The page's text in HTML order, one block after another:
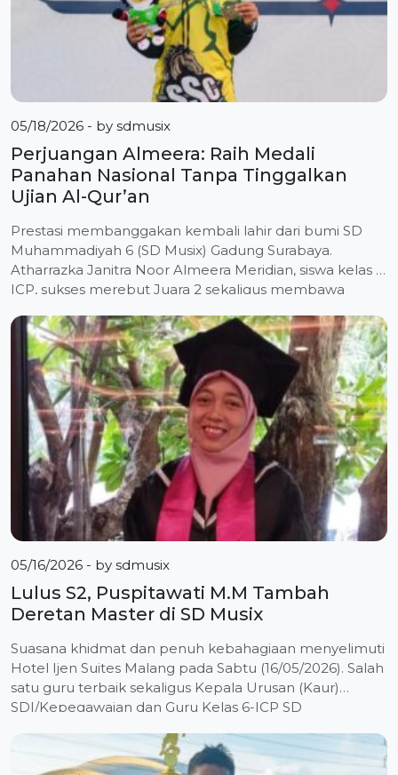
05/18/2026 - by sdmusix
Perjuangan Almeera: Raih Medali
Panahan Nasional Tanpa Tinggalkan
Ujian Al-Qur’an
Prestasi membanggakan kembali lahir dari bumi SD
Muhammadiyah 6 (SD Musix) Gadung Surabaya.
Atharrazka Janitra Noor Almeera Meridian, siswa kelas 4
ICP, sukses merebut Juara 2 sekaligus membawa
Muhammadiyah Games tingkat nasional yang
berlangsung di Yogyakarta. Almeera menorehkan
prestasi tersebut pada Cabang Olahraga (Cabor)
Panahan yang digelar […]
05/16/2026 - by sdmusix
Lulus S2, Puspitawati M.M Tambah
Deretan Master di SD Musix
Suasana khidmat dan penuh kebahagiaan menyelimuti
Hotel Ijen Suites Malang pada Sabtu (16/05/2026). Salah
satu guru terbaik sekaligus Kepala Urusan (Kaur)
SDI/Kepegawaian dan Guru Kelas 6-ICP SD
Puspitawati, S.Pd., M.M., resmi menyandang gelar
Magister Manajemen (M.M.) dalam prosesi wisuda yang